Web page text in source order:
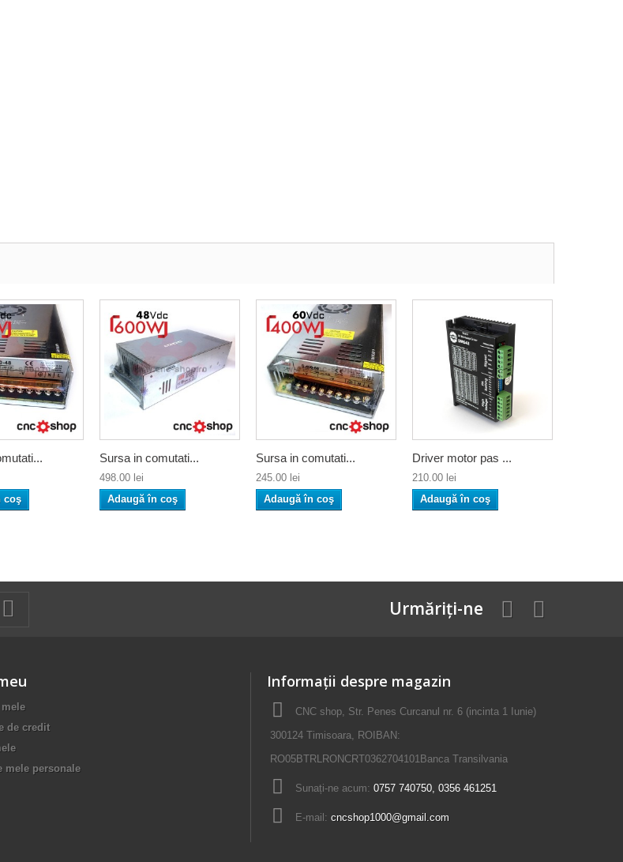
coş
Sursa in comutati...
498.00 lei
Adaugă în coş
Sursa in comutati...
245.00 lei
Adaugă în coş
Driver motor pas ...
210.00 lei
Adaugă în coş
Urmăriți-ne
de credit
mele personale
Informații despre magazin
CNC shop, Str. Penes Curcanul nr. 6 (incinta 1 Iunie)
300124 Timisoara, ROIBAN:
RO05BTRLRONCRT0362704101Banca Transilvania
Sunați-ne acum: 0757 740750, 0356 461251
E-mail: cncshop1000@gmail.com